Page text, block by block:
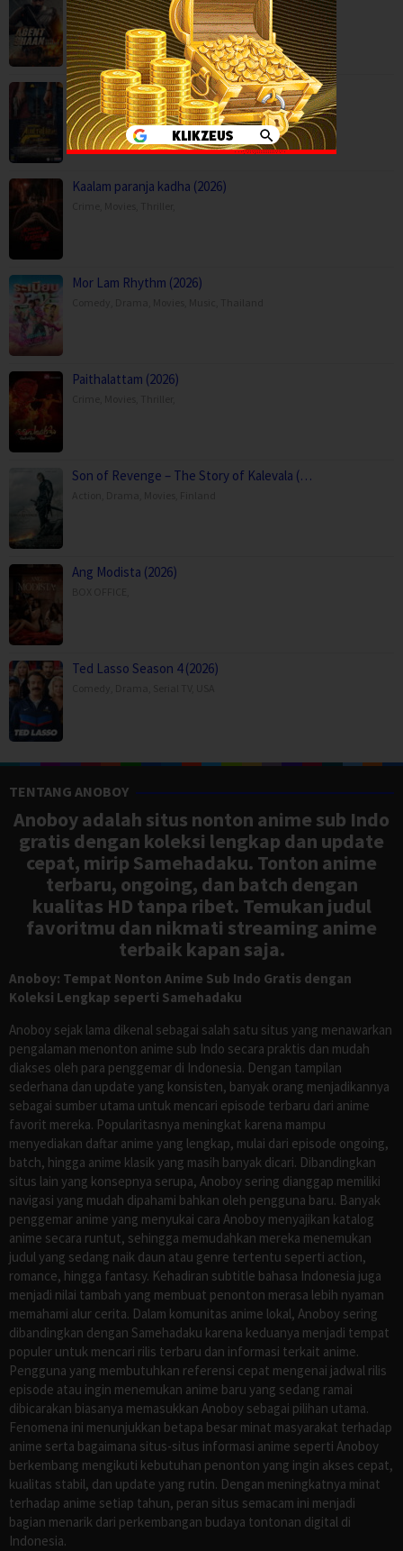
Action,Movies,
Anaganaga Australia Lo (2025)
Crime,Movies,Mystery,Thriller,
Kaalam paranja kadha (2026)
Mor Lam Rhythm (2026)
Paithalattam (2026)
Son of Revenge – The Story of Kalevala (…
Ang Modista (2026)
Ted Lasso Season 4 (2026)
TENTANG ANOBOY
Anoboy adalah situs nonton anime sub Indo
gratis dengan koleksi lengkap dan update
cepat, mirip Samehadaku. Tonton anime
terbaru, ongoing, dan batch dengan
kualitas HD tanpa ribet. Temukan judul
favoritmu dan nikmati streaming anime
terbaik kapan saja.
Anoboy: Tempat Nonton Anime Sub Indo Gratis dengan
Koleksi Lengkap seperti Samehadaku
Anoboy sejak lama dikenal sebagai salah satu situs yang menawarkan
pengalaman menonton anime sub Indo secara praktis dan mudah
diakses oleh para penggemar di Indonesia. Dengan tampilan
sederhana dan update yang konsisten, banyak orang menjadikannya
sebagai sumber utama untuk mencari episode terbaru dari anime
favorit mereka. Popularitasnya meningkat karena mampu
menyediakan daftar anime yang lengkap, mulai dari episode ongoing,
batch, hingga anime klasik yang masih banyak dicari. Dibandingkan
situs lain yang konsepnya serupa, Anoboy sering dianggap memiliki
navigasi yang mudah dipahami bahkan oleh pengguna baru. Banyak
penggemar anime yang menyukai cara Anoboy menyajikan katalog
anime secara runtut, sehingga memudahkan mereka menemukan
judul yang sedang naik daun atau genre tertentu seperti action,
romance, hingga fantasy. Kehadiran subtitle bahasa Indonesia juga
menjadi nilai tambah yang membuat penonton merasa lebih nyaman
memahami alur cerita. Dalam komunitas anime lokal, Anoboy sering
dibandingkan dengan Samehadaku karena keduanya menjadi tempat
populer untuk mencari rilis terbaru dan informasi terkait anime.
Pengguna yang membutuhkan referensi cepat mengenai jadwal rilis
episode atau ingin menemukan anime baru yang sedang ramai
dibicarakan biasanya memasukkan Anoboy sebagai pilihan utama.
Fenomena ini menunjukkan betapa besar minat masyarakat terhadap
anime serta bagaimana situs-situs informasi anime seperti Anoboy
berkembang mengikuti kebutuhan penonton yang ingin akses cepat,
kualitas stabil, dan update yang rutin. Dengan meningkatnya minat
terhadap anime setiap tahun, peran situs semacam ini menjadi
bagian menarik dari perkembangan budaya tontonan digital di
Indonesia.